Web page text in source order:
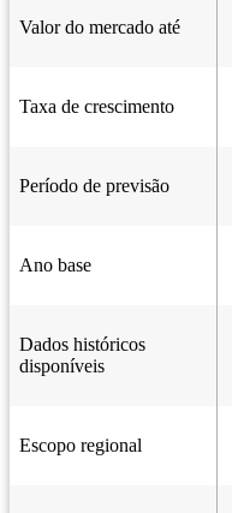
Valor do mercado até
Taxa de crescimento
Período de previsão
Ano base
Dados históricos
disponíveis
Escopo regional